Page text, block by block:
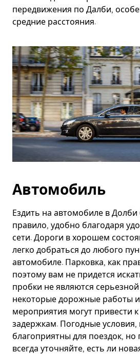
передвижения по Далби,
средние расстояния.
Автомобиль
Ездить на автомобиле в Долби
правило, удобно благодаря
сети. Дороги в хорошем
легко добраться до любого
автомобиле. Парковка, как
поэтому вам не придется
пробки не являются
некоторые дорожные работы
мероприятия могут привести
задержкам. Погодные условия,
благоприятны для поездок, но
всегда уточняйте, есть ли